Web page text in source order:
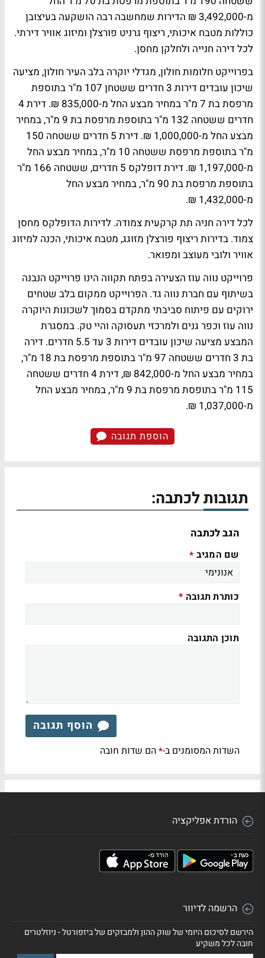
מ-3,492,000 ₪ הדירות שמחשבה רבה הושקעה בעיצובן
כוללות מטבח איכותי, ריצוף גרניט פורצלן ומיזוג אוויר דירתי.
לכל דירה חנייה ולחלקן מחסן.
בפרוייקט חלומות חולון, מגדלי יוקרה בלב העיר חולון, מציעה
שיכון עובדים דירות 3 חדרים ששטחן 107 מ"ר בתוספת
מרפסת בת 7 מ"ר במחיר מבצע החל מ-835,000 ₪. דירת 4
חדרים ששטחה 132 מ"ר בתוספת מרפסת בת 9 מ"ר, במחיר
מבצע החל מ-1,000,000 ₪. דירת 5 חדרים ששטחה 150
מ"ר בתוספת מרפסת ששטחה 10 מ"ר, במחיר מבצע החל
מ-1,197,000 ₪. דירת דופלקס 5 חדרים, ששטחה 166 מ"ר
בתוספת מרפסת בת 90 מ"ר, במחיר מבצע החל
מ-1,432,000 ₪.
לכל דירה חניה תת קרקעית צמודה. לדירות הדופלקס מחסן
צמוד. בדירות ריצוף פורצלן מזוגג, מטבח איכותי, הכנה למיזוג
אוויר ולובי מעוצב ומפואר.
פרוייקט נווה עוז הצעירה בפתח תקווה הינו פרוייקט הנבנה
בשיתוף עם חברת נווה גד. הפרוייקט ממקום בלב שטחים
ירוקים עם פיתוח סביבתי מתקדם בסמוך לשכונות היוקרה
נווה עוז וכפר גנים ולמרכזי תעסוקה והיי טק. במסגרת
המבצע מציעה שיכון עובדים דירות 3 עד 5.5 חדרים. דירה
בת 3 חדרים ששטחה 97 מ"ר בתוספת מרפסת בת 18 מ"ר,
במחיר מבצע החל מ-842,000 ₪, דירת 4 חדרים ששטחה
115 מ"ר בתופסת מרפסת בת 9 מ"ר, במחיר מבצע החל
מ-1,037,000 ₪.
הוספת תגובה
תגובות לכתבה:
הגב לכתבה
שם המגיב *
כותרת תגובה *
תוכן התגובה
הוסף תגובה
השדות המסומנים ב-*הם שדות חובה
הורדת אפליקציה
הרשמה לדיוור
הירשם לסיכום היומי של שוק ההון ולמבזקים של ביזפורטל - ניוזלטרים
חובה לכל משקיע